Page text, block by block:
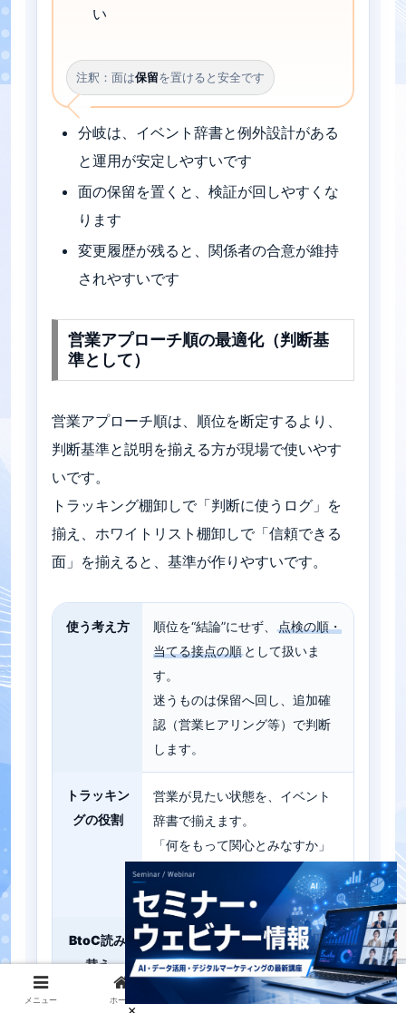
い
注釈：面は保留を置けると安全です
分岐は、イベント辞書と例外設計がある
と運用が安定しやすいです
面の保留を置くと、検証が回しやすくな
ります
変更履歴が残ると、関係者の合意が維持
されやすいです
営業アプローチ順の最適化（判断基
準として）
営業アプローチ順は、順位を断定するより、
判断基準と説明を揃える方が現場で使いやす
いです。
トラッキング棚卸しで「判断に使うログ」を
揃え、ホワイトリスト棚卸しで「信頼できる
面」を揃えると、基準が作りやすいです。
使う考え方 順位を“結論”にせず、 点検の順・
当てる接点の順として扱いま
す。
迷うものは保留へ回し、追加確
認（営業ヒアリング等）で判断
します。
トラッキン
グの役割
営業が見たい状態を、イベント
辞書で揃えます。
「何をもって関心とみなすか」
が揃うと、運用の会話が進みま
す。
BtoC読み
替え
営業アプローチ順を、導線改善
の優先度（接点・クリエイティ
ブ・サポート）に置き換えま
メニュー ホーム トップ サイドバー